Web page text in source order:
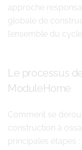
approche
globale de
l’ensemble du
Le processus
ModuleHome
Comment se
construction à
principales étapes :